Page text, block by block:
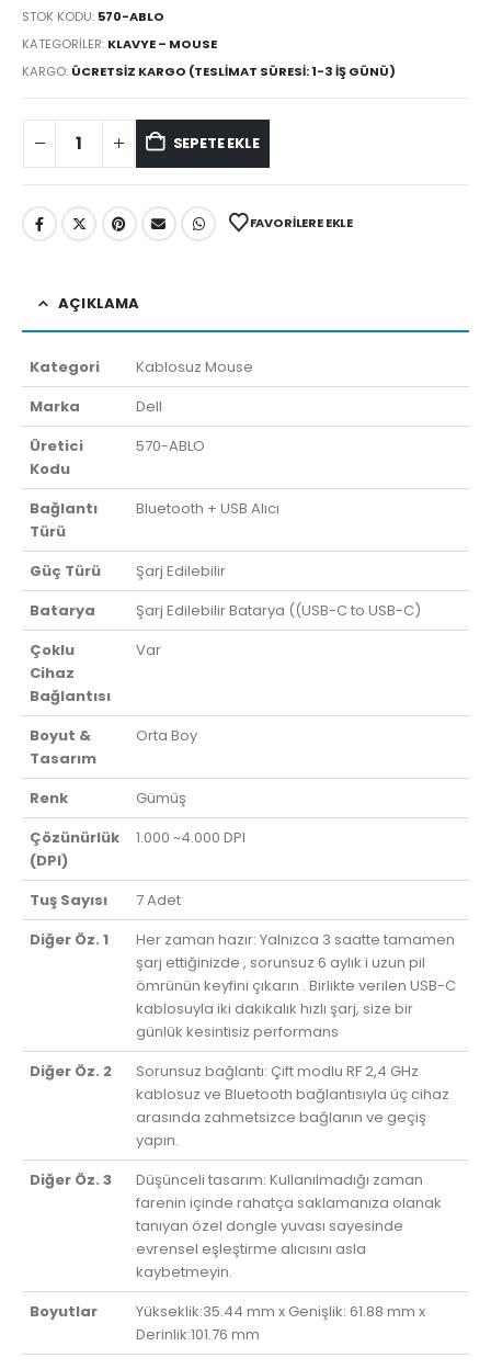
STOK KODU: 570-ABLO
KATEGORILER: KLAVYE – MOUSE
KARGO: ÜCRETSIZ KARGO (TESLIMAT SÜRESI: 1-3 İŞ GÜNÜ)
SEPETE EKLE
FAVORILERE EKLE
AÇIKLAMA
Kategori
Kablosuz Mouse
Marka
Dell
Üretici
Kodu
570-ABLO
Bağlantı
Türü
Bluetooth + USB Alıcı
Güç Türü
Şarj Edilebilir
Batarya
Şarj Edilebilir Batarya ((USB-C to USB-C)
Çoklu
Cihaz
Bağlantısı
Var
Boyut &
Tasarım
Orta Boy
Renk
Gümüş
Çözünürlük
(DPI)
1.000 ~4.000 DPI
Tuş Sayısı
7 Adet
Diğer Öz. 1
Her zaman hazır: Yalnızca 3 saatte tamamen
şarj ettiğinizde , sorunsuz 6 aylık i uzun pil
ömrünün keyfini çıkarın . Birlikte verilen USB-C
kablosuyla iki dakikalık hızlı şarj, size bir
günlük kesintisiz performans
Diğer Öz. 2
Sorunsuz bağlantı: Çift modlu RF 2,4 GHz
kablosuz ve Bluetooth bağlantısıyla üç cihaz
arasında zahmetsizce bağlanın ve geçiş
yapın.
Diğer Öz. 3
Düşünceli tasarım: Kullanılmadığı zaman
farenin içinde rahatça saklamanıza olanak
tanıyan özel dongle yuvası sayesinde
evrensel eşleştirme alıcısını asla
kaybetmeyin.
Boyutlar
Yükseklik:35.44 mm x Genişlik: 61.88 mm x
Derinlik:101.76 mm